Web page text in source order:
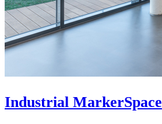
Industrial MarkerSpace